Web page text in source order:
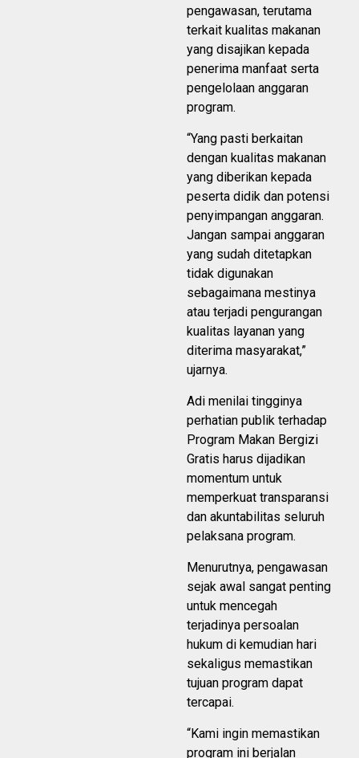
pengawasan, terutama
terkait kualitas makanan
yang disajikan kepada
penerima manfaat serta
pengelolaan anggaran
program.
“Yang pasti berkaitan
dengan kualitas makanan
yang diberikan kepada
peserta didik dan potensi
penyimpangan anggaran.
Jangan sampai anggaran
yang sudah ditetapkan
tidak digunakan
sebagaimana mestinya
atau terjadi pengurangan
kualitas layanan yang
diterima masyarakat,”
ujarnya.
Adi menilai tingginya
perhatian publik terhadap
Program Makan Bergizi
Gratis harus dijadikan
momentum untuk
memperkuat transparansi
dan akuntabilitas seluruh
pelaksana program.
Menurutnya, pengawasan
sejak awal sangat penting
untuk mencegah
terjadinya persoalan
hukum di kemudian hari
sekaligus memastikan
tujuan program dapat
tercapai.
“Kami ingin memastikan
program ini berjalan